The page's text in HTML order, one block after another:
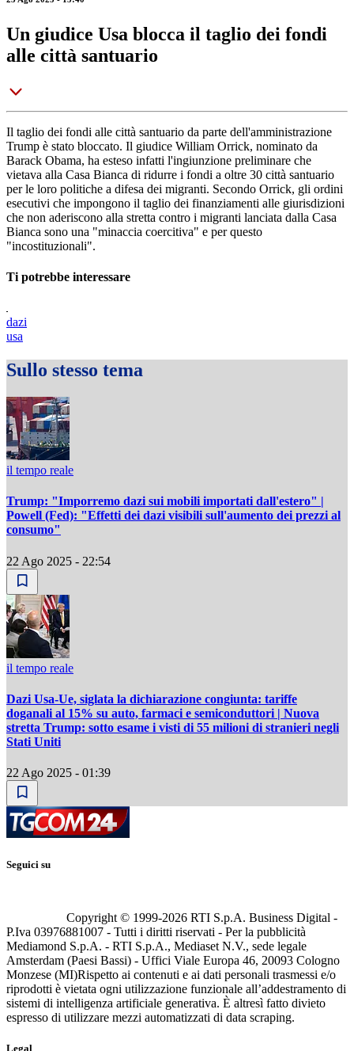
Un giudice Usa blocca il taglio dei fondi
alle città santuario
Il taglio dei fondi alle città santuario da parte dell'amministrazione
Trump è stato bloccato. Il giudice William Orrick, nominato da
Barack Obama, ha esteso infatti l'ingiunzione preliminare che
vietava alla Casa Bianca di ridurre i fondi a oltre 30 città santuario
per le loro politiche a difesa dei migranti. Secondo Orrick, gli ordini
esecutivi che impongono il taglio dei finanziamenti alle giurisdizioni
che non aderiscono alla stretta contro i migranti lanciata dalla Casa
Bianca sono una "minaccia coercitiva" e per questo
"incostituzionali".
Ti potrebbe interessare
dazi
usa
Sullo stesso tema
il tempo reale
Trump: "Imporremo dazi sui mobili importati dall'estero" |
Powell (Fed): "Effetti dei dazi visibili sull'aumento dei prezzi al
consumo"
22 Ago 2025 - 22:54
il tempo reale
Dazi Usa-Ue, siglata la dichiarazione congiunta: tariffe
doganali al 15% su auto, farmaci e semiconduttori | Nuova
stretta Trump: sotto esame i visti di 55 milioni di stranieri negli
Stati Uniti
22 Ago 2025 - 01:39
Seguici su
Copyright © 1999-2026 RTI S.p.A. Business Digital -
P.Iva 03976881007 - Tutti i diritti riservati - Per la pubblicità
Mediamond S.p.A. - RTI S.p.A., Mediaset N.V., sede legale
Amsterdam (Paesi Bassi) - Uffici Viale Europa 46, 20093 Cologno
Monzese (MI)Rispetto ai contenuti e ai dati personali trasmessi e/o
riprodotti è vietata ogni utilizzazione funzionale all’addestramento di
sistemi di intelligenza artificiale generativa. È altresì fatto divieto
espresso di utilizzare mezzi automatizzati di data scraping.
Legal